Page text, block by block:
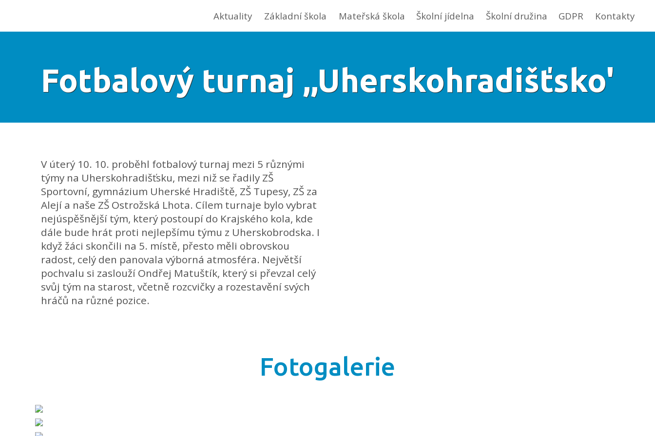
Aktuality Základní škola Mateřská škola Školní jídelna Školní družina GDPR Kontakty
Fotbalový turnaj ,,Uherskohradišťsko'
V úterý 10. 10. proběhl fotbalový turnaj mezi 5 různými
týmy na Uherskohradišťsku, mezi niž se řadily ZŠ
Sportovní, gymnázium Uherské Hradiště, ZŠ Tupesy, ZŠ za
Alejí a naše ZŠ Ostrožská Lhota. Cílem turnaje bylo vybrat
nejúspěšnější tým, který postoupí do Krajského kola, kde
dále bude hrát proti nejlepšímu týmu z Uherskobrodska. I
když žáci skončili na 5. místě, přesto měli obrovskou
radost, celý den panovala výborná atmosféra. Největší
pochvalu si zaslouží Ondřej Matuštík, který si převzal celý
svůj tým na starost, včetně rozcvičky a rozestavění svých
hráčů na různé pozice.
Fotogalerie